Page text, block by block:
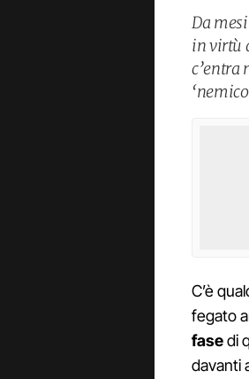
Da
in virtù
c’entra
C’è
fegato
fasedi
davanti